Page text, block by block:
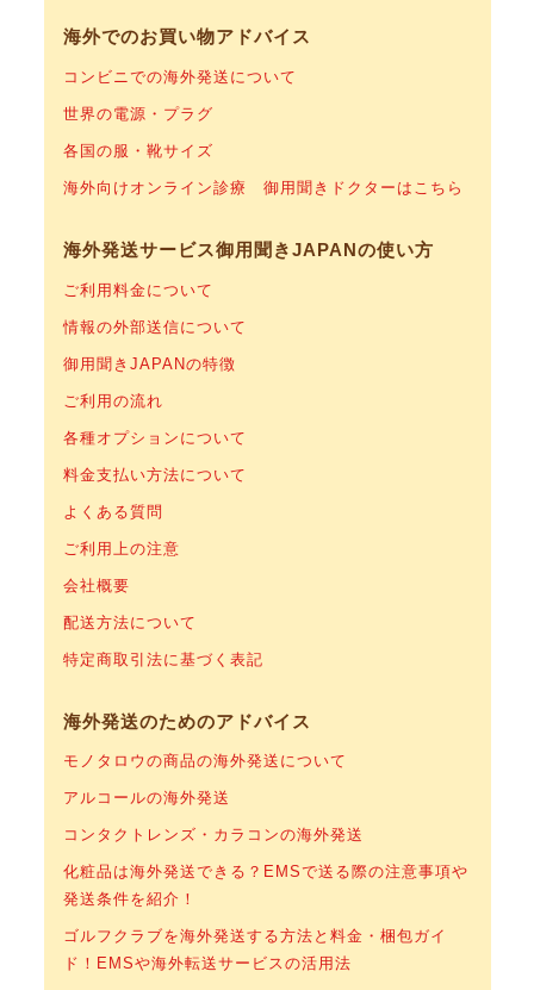
海外でのお買い物アドバイス
コンビニでの海外発送について
世界の電源・プラグ
各国の服・靴サイズ
海外向けオンライン診療 御用聞きドクターはこちら
海外発送サービス御用聞きJAPANの使い方
ご利用料金について
情報の外部送信について
御用聞きJAPANの特徴
ご利用の流れ
各種オプションについて
料金支払い方法について
よくある質問
ご利用上の注意
会社概要
配送方法について
特定商取引法に基づく表記
海外発送のためのアドバイス
モノタロウの商品の海外発送について
アルコールの海外発送
コンタクトレンズ・カラコンの海外発送
化粧品は海外発送できる？EMSで送る際の注意事項や
発送条件を紹介！
ゴルフクラブを海外発送する方法と料金・梱包ガイ
ド！EMSや海外転送サービスの活用法